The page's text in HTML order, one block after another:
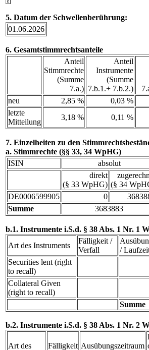
5. Datum der Schwellenberührung:
01.06.2026
6. Gesamtstimmrechtsanteile
Anteil
Stimmrechte
(Summe
7.a.)
Anteil
Instrumente
(Summe
7.b.1.+ 7.b.2.)
neu 2,85 % 0,03 %
letzte
Mitteilung
3,18 % 0,11 %
7. Einzelheiten zu den
a. Stimmrechte (§§ 33, 34 WpHG)
ISIN
absolut
direkt
(§ 33 WpHG) (§ 34
DE0006599905
0
Summe
3683883
b.1. Instrumente i.S.d. § 38 Abs. 1 Nr. 1
Art des Instruments
Fälligkeit /
Verfall
/
Securities lent (right
to recall)
Collateral Given
(right to recall)
Summe
b.2. Instrumente i.S.d. § 38 Abs. 1 Nr. 2
Art des
Fälligkeit Ausübungszeitraum